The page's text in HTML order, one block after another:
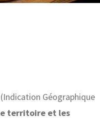
Géographique
territoire et les